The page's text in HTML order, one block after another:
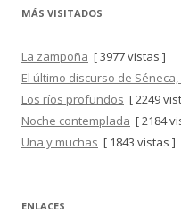
MÁS VISITADOS
La zampoña [ 3977 vistas ]
El último discurso de
Los ríos profundos [ 2249
Noche contemplada [ 2184
Una y muchas [ 1843 vistas ]
ENLACES